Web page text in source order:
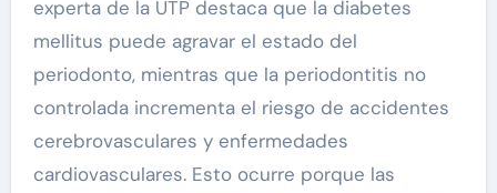
experta de la UTP destaca que la diabetes
mellitus puede agravar el estado del
periodonto, mientras que la periodontitis no
controlada incrementa el riesgo de accidentes
cerebrovasculares y enfermedades
cardiovasculares. Esto ocurre porque las